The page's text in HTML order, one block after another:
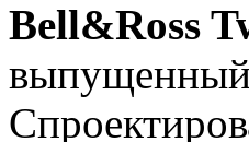
Bell&Ross
выпущенный